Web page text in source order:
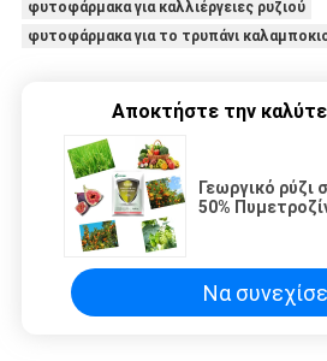
φυτοφάρμακα για καλλιέργειες ρυζιού
φυτοφάρμακα για το τρυπάνι
Αποκτήστε την
Γεωργικό ρύζι
50%
Να